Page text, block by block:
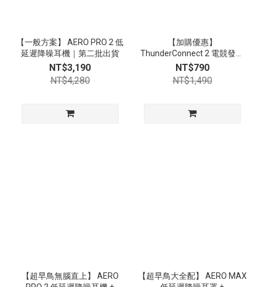
【一般方案】 AERO PRO 2 低
延遲降噪耳機｜第二批出貨
NT$3,190
NT$4,280
【加購優惠】
ThunderConnect 2 電競發射
器
NT$790
NT$1,490
【超早鳥無腦直上】 AERO
【超早鳥大全配】 AERO MAX